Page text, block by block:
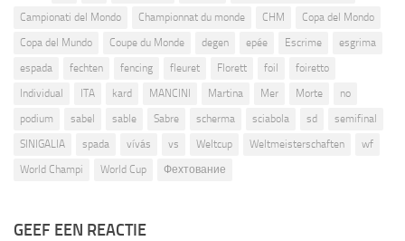
Campionati del Mondo
Championnat du monde CHM
Copa del Mondo
Copa del Mundo
Coupe du Monde degen epée Escrime
esgrima
espada
fechten fencing fleuret Florett foil
foiretto
Individual
ITA kard MANCINI Martina Mer Morte
no
podium
sabel sable Sabre scherma sciabola sd
semifinal
SINIGALIA
spada vívás vs Weltcup Weltmeisterschaften
wf
World Champi
World Cup Фехтование
GEEF EEN REACTIE